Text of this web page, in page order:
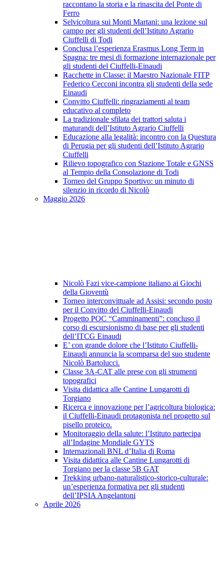
raccontano la storia e la rinascita del Ponte di
Ferro
Selvicoltura sui Monti Martani: una lezione sul
campo per gli studenti dell’Istituto Agrario
Ciuffelli di Todi
Conclusa l’esperienza Erasmus Long Term in
Spagna: tre mesi di formazione internazionale per
gli studenti del Ciuffelli-Einaudi
Racchette in Classe: il Maestro Nazionale FITP
Federico Cecconi incontra gli studenti della sede
Einaudi
Convitto Ciuffelli: ringraziamenti al team
educativo al completo
La tradizionale sfilata dei trattori saluta i
maturandi dell’Istituto Agrario Ciuffelli
Educazione alla legalità: incontro con la Questura
di Perugia per gli studenti dell’Istituto Agrario
Ciuffelli
Rilievo topografico con Stazione Totale e GNSS
al Tempio della Consolazione di Todi
Torneo del Gruppo Sportivo: un minuto di
silenzio in ricordo di Nicolò
Maggio 2026
Nicolò Fazi vice-campione italiano ai Giochi
della Gioventù
Torneo interconvittuale ad Assisi: secondo posto
per il Convitto del Ciuffelli-Einaudi
Progetto POC “Camminamenti”: concluso il
corso di escursionismo di base per gli studenti
dell’ITCG Einaudi
E’ con grande dolore che l’Istituto Ciuffelli-
Einaudi annuncia la scomparsa del suo studente
Nicolò Bartolucci.
Classe 3A-CAT alle prese con gli strumenti
topografici
Visita didattica alle Cantine Lungarotti di
Torgiano
Ricerca e innovazione per l’agricoltura biologica:
il Ciuffelli-Einaudi protagonista nel progetto sul
pisello proteico.
Monitoraggio della salute: l’Istituto partecipa
all’Indagine Mondiale GYTS
Internazionali BNL d’Italia di Roma
Visita didattica alle Cantine Lungarotti di
Torgiano per la classe 5B GAT
Trekking urbano-naturalistico-storico-culturale:
un’esperienza formativa per gli studenti
dell’IPSIA Angelantoni
Aprile 2026